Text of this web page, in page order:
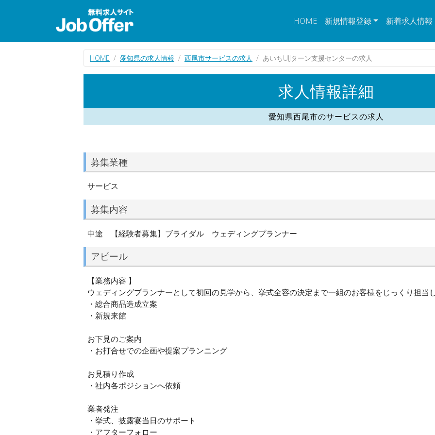
HOME 新規情報登録 新着求人情報
HOME 愛知県の求人情報 西尾市サービスの求人 あいちUIJターン支援センターの求人
求人情報詳細
愛知県西尾市のサービスの求人
募集業種
サービス
募集内容
中途 【経験者募集】ブライダル ウェディングプランナー
アピール
【業務内容 】
ウェディングプランナーとして初回の見学から、挙式全容の決定まで一組のお客様をじっくり担当
・総合商品造成立案
・新規来館
お下見のご案内
・お打合せでの企画や提案プランニング
お見積り作成
・社内各ポジションへ依頼
業者発注
・挙式、披露宴当日のサポート
・アフターフォロー